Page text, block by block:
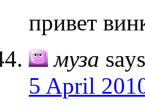
привет
муза
5 April